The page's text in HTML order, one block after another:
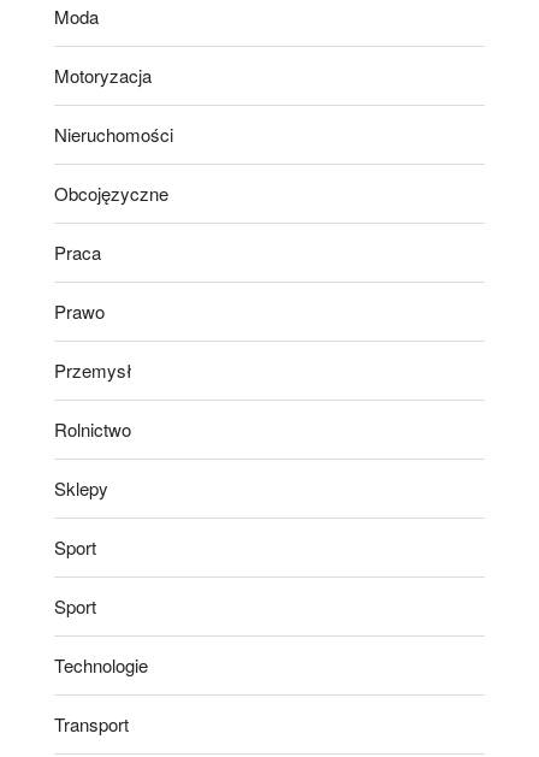
Moda
Motoryzacja
Nieruchomości
Obcojęzyczne
Praca
Prawo
Przemysł
Rolnictwo
Sklepy
Sport
Sport
Technologie
Transport